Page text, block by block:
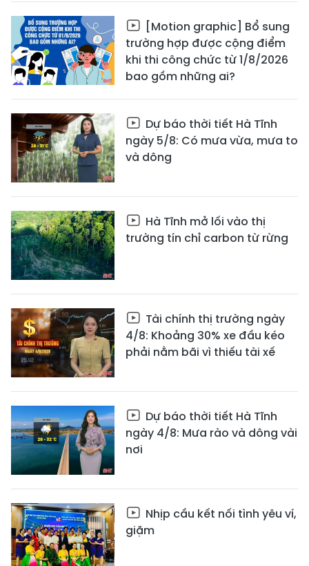
[Motion graphic] Bổ sung
trường hợp được cộng điểm
khi thi công chức từ 1/8/2026
bao gồm những ai?
Dự báo thời tiết Hà Tĩnh
ngày 5/8: Có mưa vừa, mưa to
và dông
Hà Tĩnh mở lối vào thị
trường tín chỉ carbon từ rừng
Tài chính thị trường ngày
4/8: Khoảng 30% xe đầu kéo
phải nằm bãi vì thiếu tài xế
Dự báo thời tiết Hà Tĩnh
ngày 4/8: Mưa rào và dông vài
nơi
Nhịp cầu kết nối tình yêu ví,
giặm